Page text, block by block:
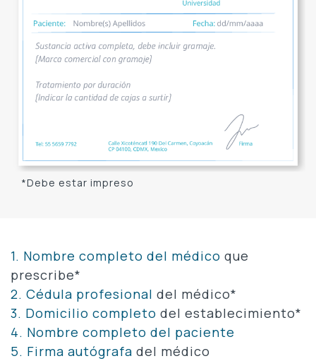
*Debe estar impreso
1. Nombre completo del médico que
prescribe*
2. Cédula profesional del médico*
3. Domicilio completo del establecimiento*
4. Nombre completo del paciente
5. Firma autógrafa del médico